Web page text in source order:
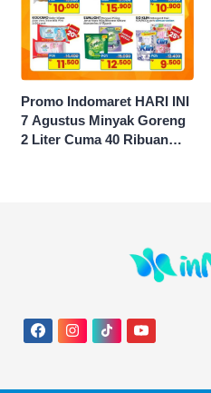
Promo Indomaret HARI INI
7 Agustus Minyak Goreng
2 Liter Cuma 40 Ribuan